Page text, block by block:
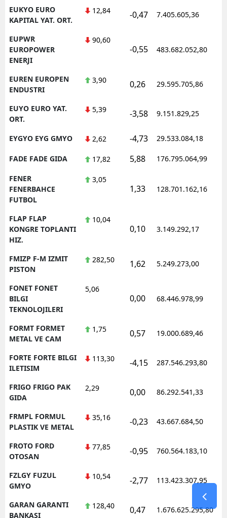
EUKYO EURO
KAPITAL YAT. ORT.
12,84 -0,47 7.405.605,36
EUPWR
EUROPOWER
ENERJI
90,60
-0,55 483.682.052,80
EUREN EUROPEN
ENDUSTRI
3,90 0,26 29.595.705,86
EUYO EURO YAT.
ORT.
5,39 -3,58 9.151.829,25
EYGYO EYG GMYO 2,62 -4,73 29.533.084,18
FADE FADE GIDA 17,82 5,88 176.795.064,99
FENER
FENERBAHCE
FUTBOL
3,05
1,33 128.701.162,16
FLAP FLAP
KONGRE TOPLANTI
HIZ.
10,04
0,10 3.149.292,17
FMIZP F-M IZMIT
PISTON
282,50 1,62 5.249.273,00
FONET FONET
BILGI
TEKNOLOJILERI
5,06
0,00 68.446.978,99
FORMT FORMET
METAL VE CAM
1,75 0,57 19.000.689,46
FORTE FORTE BILGI
ILETISIM
113,30 -4,15 287.546.293,80
FRIGO FRIGO PAK
GIDA
2,29 0,00 86.292.541,33
FRMPL FORMUL
PLASTIK VE METAL
35,16 -0,23 43.667.684,50
FROTO FORD
OTOSAN
77,85 -0,95 760.564.183,10
FZLGY FUZUL
GMYO
10,54 -2,77 113.423.307,95
GARAN GARANTI
BANKASI
128,40 0,47 1.676.625.295,80